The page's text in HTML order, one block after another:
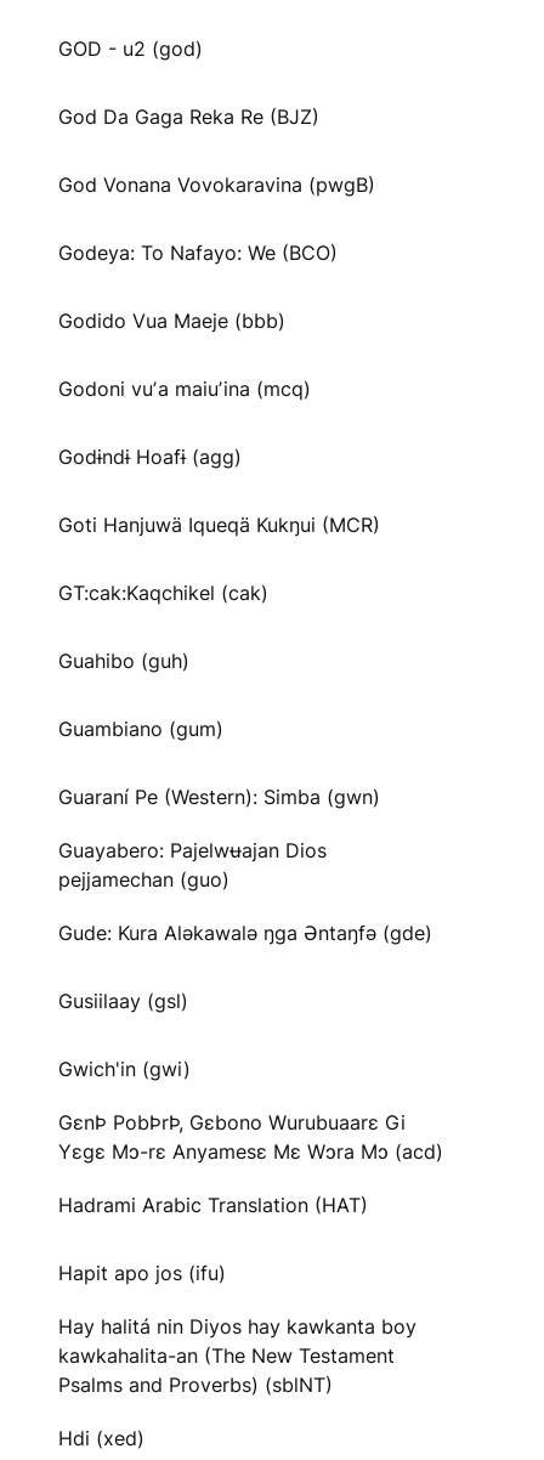
GOD - u2 (god)
God Da Gaga Reka Re (BJZ)
God Vonana Vovokaravina (pwgB)
Godeya: To Nafayo: We (BCO)
Godido Vua Maeje (bbb)
Godoni vuʼa maiuʼina (mcq)
Godɨndɨ Hoafɨ (agg)
Goti Hanjuwä Iqueqä Kukŋui (MCR)
GT:cak:Kaqchikel (cak)
Guahibo (guh)
Guambiano (gum)
Guaraní Pe (Western): Simba (gwn)
Guayabero: Pajelwʉajan Dios
pejjamechan (guo)
Gude: Kura Aləkawalə ŋga Əntaŋfə (gde)
Gusiilaay (gsl)
Gwich'in (gwi)
GɛnÞ PobÞrÞ, Gɛbono Wurubuaarɛ Gi
Yɛgɛ Mɔ-rɛ Anyamesɛ Mɛ Wɔra Mɔ (acd)
Hadrami Arabic Translation (HAT)
Hapit apo jos (ifu)
Hay halitá nin Diyos hay kawkanta boy
kawkahalita-an (The New Testament
Psalms and Proverbs) (sblNT)
Hdi (xed)